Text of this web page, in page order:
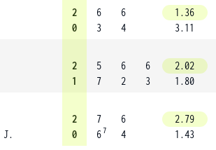
2
0
6
3
6
4
1.36
3.11
2
1
5
7
6
2
6
3
2.02
1.80
J.
2
0
7
67
6
4
2.79
1.43